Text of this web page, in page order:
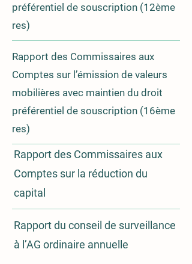
préférentiel de souscription (12ème
res)
Rapport des Commissaires aux
Comptes sur l’émission de valeurs
mobilières avec maintien du droit
préférentiel de souscription (16ème
res)
Rapport des Commissaires aux
Comptes sur la réduction du
capital
Rapport du conseil de surveillance
à l’AG ordinaire annuelle